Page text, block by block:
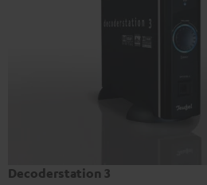
Decoderstation 3